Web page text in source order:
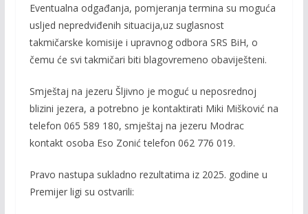
Eventualna odgađanja, pomjeranja termina su moguća
usljed nepredviđenih situacija,uz suglasnost
takmičarske komisije i upravnog odbora SRS BiH, o
čemu će svi takmičari biti blagovremeno obaviješteni.
Smještaj na jezeru Šljivno je moguć u neposrednoj
blizini jezera, a potrebno je kontaktirati Miki Mišković na
telefon 065 589 180, smještaj na jezeru Modrac
kontakt osoba Eso Zonić telefon 062 776 019.
Pravo nastupa sukladno rezultatima iz 2025. godine u
Premijer ligi su ostvarili: